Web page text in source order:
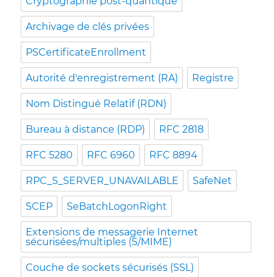
Archivage de clés privées
PSCertificateEnrollment
Autorité d'enregistrement (RA) Registre
Nom Distingué Relatif (RDN)
Bureau à distance (RDP) RFC 2818
RFC 5280 RFC 6960 RFC 8894
RPC_S_SERVER_UNAVAILABLE SafeNet
SCEP SeBatchLogonRight
Extensions de messagerie Internet
sécurisées/multiples (S/MIME)
Couche de sockets sécurisés (SSL)